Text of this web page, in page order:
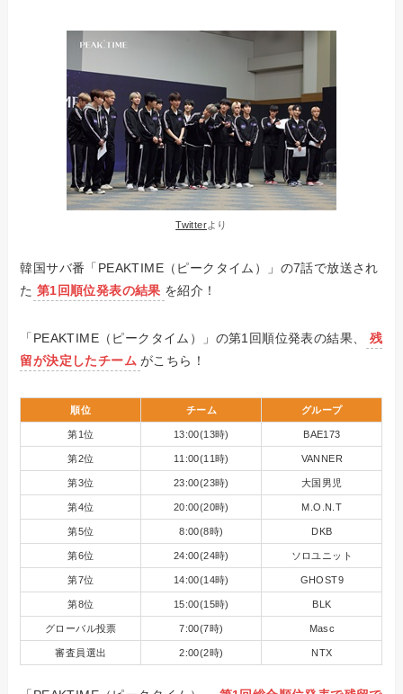
Twitterより
韓国サバ番「PEAKTIME（ピークタイム）」の7話で放送され
た 第1回順位発表の結果 を紹介！
「PEAKTIME（ピークタイム）」の第1回順位発表の結果、
残
留が決定したチーム がこちら！
順位 チーム グループ
第1位 13:00(13時) BAE173
第2位 11:00(11時) VANNER
第3位 23:00(23時) 大国男児
第4位 20:00(20時) M.O.N.T
第5位 8:00(8時) DKB
第6位 24:00(24時) ソロユニット
第7位 14:00(14時) GHOST9
第8位 15:00(15時) BLK
グローバル投票 7:00(7時) Masc
審査員選出 2:00(2時) NTX